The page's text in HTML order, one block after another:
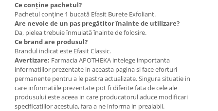
Ce conține pachetul?
Pachetul conține 1 bucată Efasit Burete Exfoliant.
Are nevoie de un pas pregătitor înainte de utilizare?
Da, pielea trebuie înmuiată înainte de folosire.
Ce brand are produsul?
Brandul indicat este Efasit Classic.
Avertizare: Farmacia APOTHEKA intelege importanta
informatiilor prezentate in aceasta pagina si face eforturi
permanente pentru a le pastra actualizate. Singura situatie in
care informatiile prezentate pot fi diferite fata de cele ale
produsului este aceea in care producatorul aduce modificari
specificatiilor acestuia, fara a ne informa in prealabil.